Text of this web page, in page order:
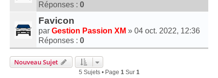
Réponses : 0
Favicon
par Gestion Passion XM » 04 oct. 2022, 12:36
Réponses : 0
Nouveau Sujet
5 Sujets • Page 1Sur 1